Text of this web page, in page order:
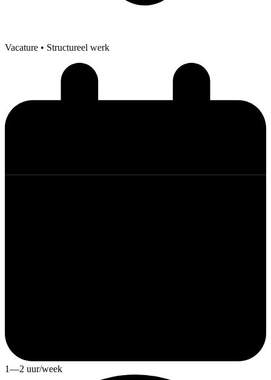
Vacature • Structureel werk
1—2 uur/week